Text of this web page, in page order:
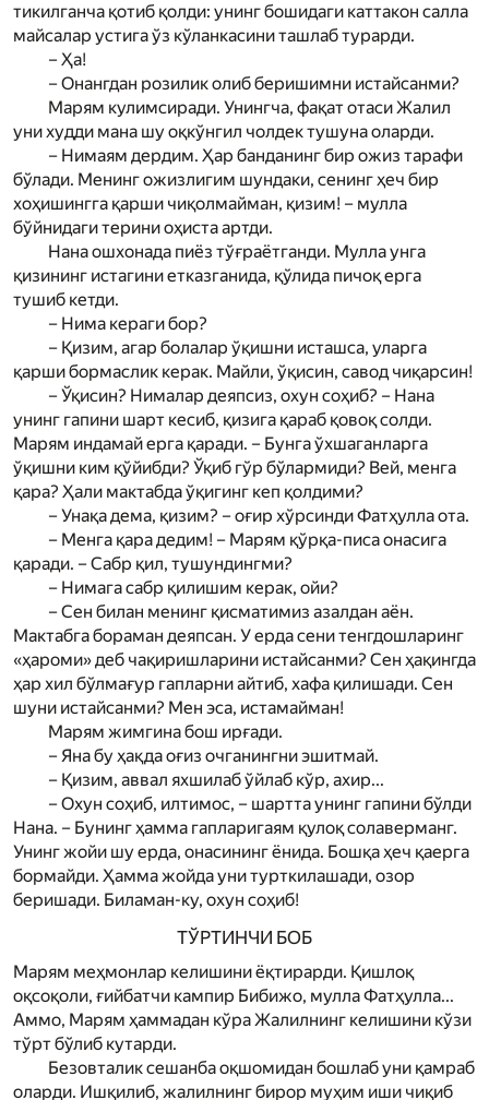
тикилганча қотиб қолди: унинг бошидаги каттакон салла
майсалар устига ўз кўланкасини ташлаб турарди.
– Ҳа!
– Онангдан розилик олиб беришимни истайсанми?
Мар­ям кулимсиради. Унингча, фақат отаси Жалил
уни худди мана шу оқкўнгил чолдек тушуна оларди.
– Нимаям дердим. Ҳар банданинг бир ожиз тарафи
бўлади. Менинг ожизлигим шун­даки, сенинг ҳеч бир
хоҳишингга қарши чиқолмайман, қизим! – мулла
бўйнидаги терини оҳиста артди.
Нана ошхонада пиёз тўғраётганди. Мулла унга
қизининг истагини етказганида, қўлида пичоқ ерга
тушиб кетди.
– Нима кераги бор?
– Қизим, агар болалар ўқишни исташса, уларга
қарши бормаслик керак. Майли, ўқисин, савод чиқарсин!
– Ўқисин? Нималар деяпсиз, охун соҳиб? – Нана
унинг гапини шарт кесиб, қизига қараб қовоқ солди.
Мар­ям индамай ерга қаради. – Бунга ўхшаганларга
ўқишни ким қўйибди? Ўқиб гўр бўлармиди? Вей, менга
қара? Ҳали мактабда ўқигинг кеп қолдими?
– Унақа дема, қизим? – оғир хўрсинди Фатҳулла ота.
– Менга қара дедим! – Мар­ям қўрқа-писа онасига
қаради. – Сабр қил, тушундингми?
– Нимага сабр қилишим керак, ойи?
– Сен билан менинг қисматимиз азалдан аён.
Мактабга бораман деяпсан. У ерда сени тенгдош­ларинг
«ҳароми» деб чақиришларини истайсанми? Сен ҳақингда
ҳар хил бўлмағур гапларни айтиб, хафа қилишади. Сен
шуни истайсанми? Мен эса, истамайман!
Мар­ям жимгина бош ирғади.
– Яна бу ҳақда оғиз очганингни эшитмай.
– Қизим, аввал яхшилаб ўйлаб кўр, ахир...
– Охун соҳиб, илтимос, – шартта унинг гапини бўлди
Нана. – Бунинг ҳамма гапларигаям қулоқ солаверманг.
Унинг жойи шу ерда, онасининг ёнида. Бошқа ҳеч қаерга
бормайди. Ҳамма жойда уни турткилашади, озор
беришади. Биламан-ку, охун соҳиб!
ТЎРТИНЧИ БОБ
Мар­ям меҳмонлар келишини ёқтирарди. Қиш­лоқ
оқсоқоли, ғийбатчи кампир Бибижо, мулла Фатҳулла...
Аммо, Мар­ям ҳаммадан кўра Жалилнинг келишини кўзи
тўрт бўлиб кутарди.
Безовталик сешанба оқшомидан бошлаб уни қамраб
оларди. Ишқилиб, жалилнинг бирор муҳим иши чиқиб